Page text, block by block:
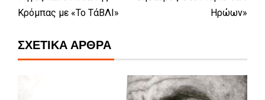
Κρόμπας με «Το ΤάΒΛΙ»
Ηρώων»
ΣΧΕΤΙΚΆ ΆΡΘΡΑ